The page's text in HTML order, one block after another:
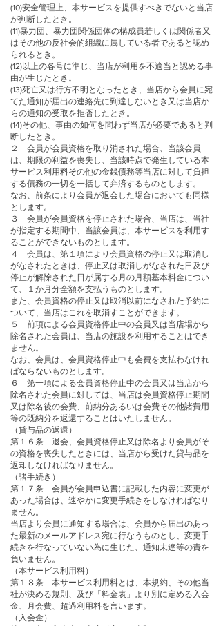
(10)安全管理上、本サービスを提供すべきでないと当店
が判断したとき。
(11)暴力団、暴力団関係団体の構成員若しくは関係者又
はその他の反社会的組織に属している者であると認め
られるとき。
(12)以上の各号に準じ、当店が利用を不適当と認める事
由が生じたとき。
(13)死亡又は行方不明となったとき、当店から会員に宛
てた通知が届出の連絡先に到達しないとき又は当店か
らの通知の受取を拒否したとき。
(14)その他、事由の如何を問わず当店が必要であると判
断したとき。
２ 会員が会員資格を取り消された場合、当該会員
は、期限の利益を喪失し、当該時点で発生している本
サービス利用料その他の金銭債務等当店に対して負担
する債務の一切を一括して弁済するものとします。
なお、前条により会員が退会した場合においても同様
とします。
３ 会員が会員資格を停止された場合、当店は、当社
が指定する期間中、当該会員は、本サービスを利用す
ることができないものとします。
４ 会員は、第１項により会員資格の停止又は取消し
がなされたときは、停止又は取消しがなされた日及び
停止が解除された日が属する月の月額基本料金につい
て、１か月分全額を支払うものとします。
また、会員資格の停止又は取消以前になされた予約に
ついて、当店はこれを取消すことができます。
５ 前項による会員資格停止中の会員又は当店場から
除名された会員は、当店の施設を利用することはでき
ません。
なお、会員は、会員資格停止中も会費を支払わなけれ
ばならないものとします。
６ 第一項による会員資格停止中の会員又は当店から
除名された会員に対しては、当店は会員資格停止期間
又は除名後の会費、前納分あるいは会費その他諸費用
等の既納分を返還することはいたしません。
（貸与品の返還）
第１６条 退会、会員資格停止又は除名より会員がそ
の資格を喪失したときには、当店から受けた貸与品を
返却しなければなりません。
（諸手続き）
第１７条 会員が会員申込書に記載した内容に変更が
あった場合は、速やかに変更手続きをしなければなり
ません。
当店より会員に通知する場合は、会員から届出のあっ
た最新のメールアドレス宛に行なうものとし、変更手
続きを行なっていない為に生じた、通知未達等の責を
負いません。
（本サービス利用料）
第１８条 本サービス利用料とは、本規約、その他当
社が決める規則、及び「料金表」より別に定める入会
金、月会費、超過利用料を言います。
（入会金）